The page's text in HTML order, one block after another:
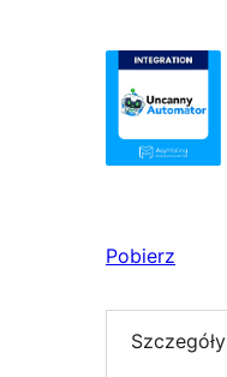
Pobierz
Szczegóły